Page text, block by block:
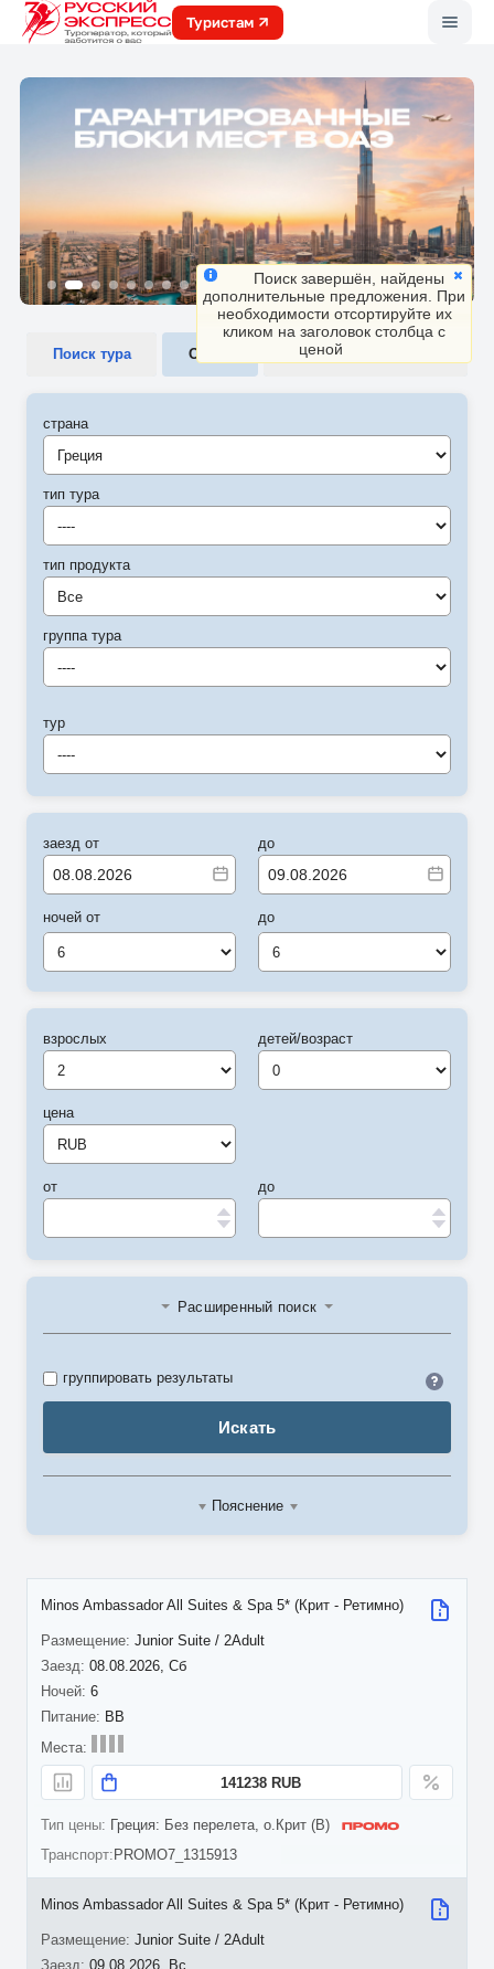
Туристам
Поиск тура Отели Экскурсионные туры
страна
Греция
тип тура
----
тип продукта
Все
группа тура
----
тур
----
заезд от
ночей от
6
до
до
6
взрослых
цена
от
детей/возраст
до
Расширенный поиск
Искать
группировать результаты
Пояснение
08.08.2026, Сб
6
Minos Ambassador All Suites & Spa 5* (Крит - Ретимно)
Junior Suite / 2Adult
BB
141238 RUB
Греция: Без перелета, о.Крит (B)
PROMO7_1315913
09.08.2026, Вс
Minos Ambassador All Suites & Spa 5* (Крит - Ретимно)
Junior Suite / 2Adult
Поиск завершён, найдены
дополнительные предложения. При
необходимости отсортируйте их
кликом на заголовок столбца с
ценой